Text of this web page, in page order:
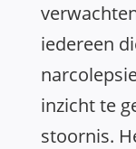
iedereen
inzicht te
stoornis.